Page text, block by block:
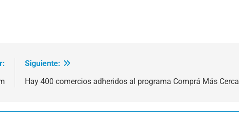
Siguiente:
Hay 400 comercios adheridos al programa Comprá Más Cerca